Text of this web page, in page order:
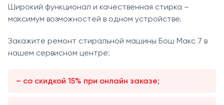
Широкий функционал и качественная стирка –
максимум возможностей в одном устройстве.
Закажите ремонт стиральной машины Бош Макс 7 в
нашем сервисном центре:
– со скидкой 15% при онлайн заказе;